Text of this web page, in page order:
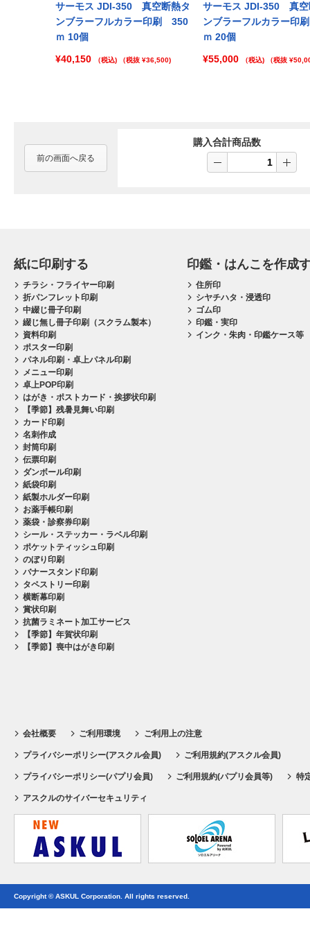
サーモス JDI-350 真空断熱タ
ンブラーフルカラー印刷 350
ｍ 10個
¥40,150
（税込) （税抜 ¥36,500)
サーモス JDI-350 真空
ンブラーフルカラー印
ｍ 20個
¥55,000
（税込) （税抜
前の画面へ戻る
購入合計商品数
紙に印刷する
チラシ・フライヤー印刷
折パンフレット印刷
中綴じ冊子印刷
綴じ無し冊子印刷（スクラム製本）
資料印刷
ポスター印刷
パネル印刷・卓上パネル印刷
メニュー印刷
卓上POP印刷
はがき・ポストカード・挨拶状印刷
【季節】残暑見舞い印刷
カード印刷
名刺作成
封筒印刷
伝票印刷
ダンボール印刷
紙袋印刷
紙製ホルダー印刷
お薬手帳印刷
薬袋・診察券印刷
シール・ステッカー・ラベル印刷
ポケットティッシュ印刷
のぼり印刷
バナースタンド印刷
タペストリー印刷
横断幕印刷
賞状印刷
抗菌ラミネート加工サービス
【季節】年賀状印刷
【季節】喪中はがき印刷
印鑑・はんこを作成
住所印
シヤチハタ・浸透印
ゴム印
印鑑・実印
インク・朱肉・印鑑ケース等
会社概要 ご利用環境 ご利用上の注意
プライバシーポリシー(アスクル会員) ご利用規約(アスクル会員)
プライバシーポリシー(パプリ会員) ご利用規約(パプリ会員等) 特
アスクルのサイバーセキュリティ
Copyright © ASKUL Corporation. All rights reserved.